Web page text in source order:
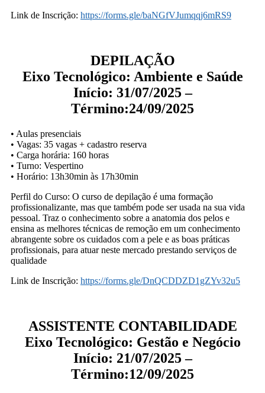
Link de Inscrição: https://forms.gle/baNGfVJumqqj6mRS9
DEPILAÇÃO
Eixo Tecnológico: Ambiente e Saúde
Início: 31/07/2025 –
Término:24/09/2025
• Aulas presenciais
• Vagas: 35 vagas + cadastro reserva
• Carga horária: 160 horas
• Turno: Vespertino
• Horário: 13h30min às 17h30min
Perfil do Curso: O curso de depilação é uma formação
profissionalizante, mas que também pode ser usada na sua vida
pessoal. Traz o conhecimento sobre a anatomia dos pelos e
ensina as melhores técnicas de remoção em um conhecimento
abrangente sobre os cuidados com a pele e as boas práticas
profissionais, para atuar neste mercado prestando serviços de
qualidade
Link de Inscrição: https://forms.gle/DnQCDDZD1gZYv32u5
ASSISTENTE CONTABILIDADE
Eixo Tecnológico: Gestão e Negócio
Início: 21/07/2025 –
Término:12/09/2025